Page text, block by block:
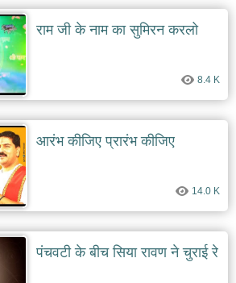
राम जी के नाम का सुमिरन करलो
8.4 K
आरंभ कीजिए प्रारंभ कीजिए
14.0 K
पंचवटी के बीच सिया रावण ने चुराई रे